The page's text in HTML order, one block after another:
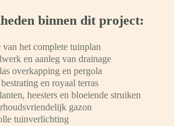
binnen dit project:
het complete tuinplan
en aanleg van drainage
overkapping en pergola
en royaal terras
heesters en bloeiende struiken
gazon
tuinverlichting